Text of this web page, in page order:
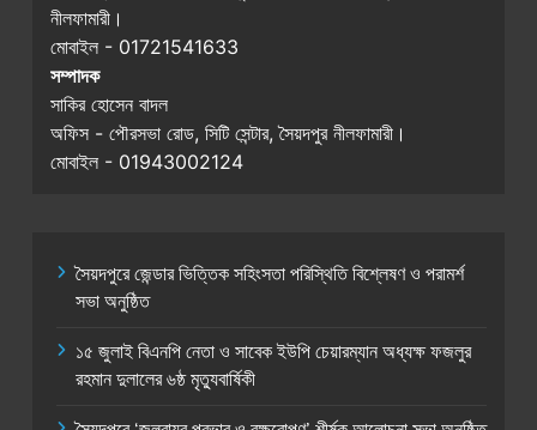
নীলফামারী।
মোবাইল - 01721541633
সম্পাদক
সাকির হোসেন বাদল
অফিস - পৌরসভা রোড, সিটি সেন্টার, সৈয়দপুর নীলফামারী।
মোবাইল - 01943002124
সৈয়দপুরে জেন্ডার ভিত্তিক সহিংসতা পরিস্থিতি বিশ্লেষণ ও পরামর্শ
সভা অনুষ্ঠিত
১৫ জুলাই বিএনপি নেতা ও সাবেক ইউপি চেয়ারম্যান অধ্যক্ষ ফজলুর
রহমান দুলালের ৬ষ্ঠ মৃত্যুবার্ষিকী